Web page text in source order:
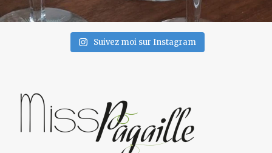
Suivez moi sur Instagram